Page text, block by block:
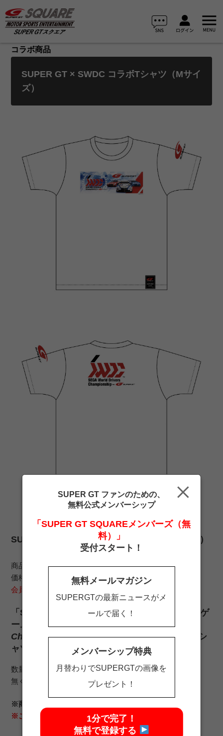
コラボ商品
SUPER GT × SWDC コラボTシャツ（Mサイ
ズ）
SUPER GT × SWDC コラボTシャツ（Mサイズ）
商品コード SGT3032-MM
価格 3,800 円（税込）
会員価格 3,420 円（税込）
「SUPER GT」をフィーチャーした本格レースゲ
ーム「
SEGA World Drivers
Championship（SWDC）」 との限定コラボTシ
ャツ発売！
数量限定販売商品です。
無くなり次第販売終了いたしますので、お早めにどうぞ。
※商品画像はイメージです。
※この商品はMサイズです。
SUPER GT ファンのための、
無料公式メンバーシップ
「SUPER GT SQUAREメンバーズ（無
料）」
受付スタート！
無料メールマガジン
SUPERGTの最新ニュースがメ
ールで届く！
メンバーシップ特典
月替わりでSUPERGTの画像を
プレゼント！
1分で完了！
無料で登録する